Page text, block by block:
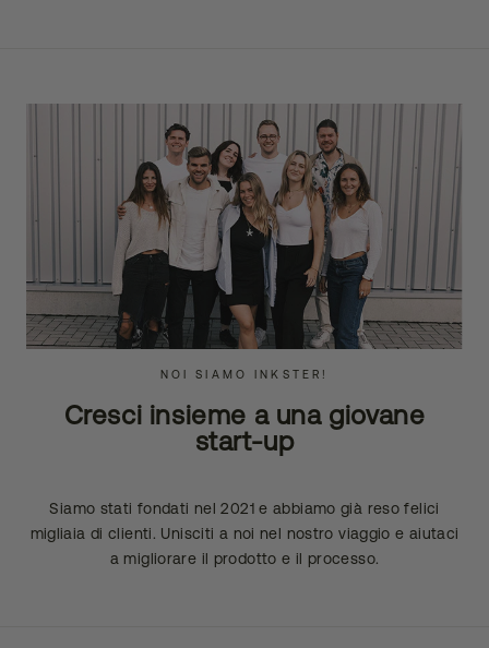
NOI SIAMO INKSTER!
Cresci insieme a una giovane
start-up
Siamo stati fondati nel 2021 e abbiamo già reso felici
migliaia di clienti. Unisciti a noi nel nostro viaggio e aiutaci
a migliorare il prodotto e il processo.